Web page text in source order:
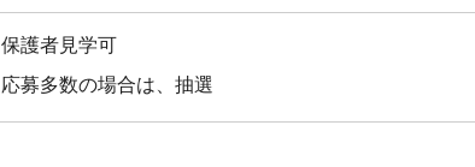
保護者見学可
応募多数の場合は、抽選